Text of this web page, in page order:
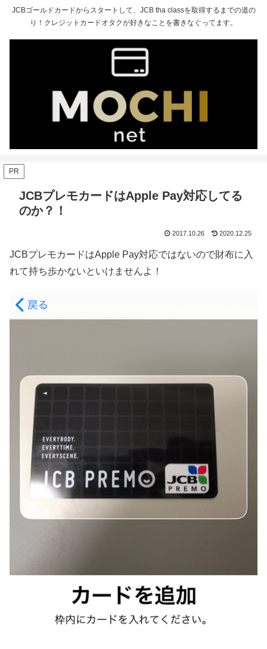
JCBゴールドカードからスタートして、JCB tha classを取得するまでの道の
り！クレジットカードオタクが好きなことを書きなぐってます。
PR
JCBプレモカードはApple Pay対応してる
のか？！
2017.10.26 2020.12.25
JCBプレモカードはApple Pay対応ではないので財布に入
れて持ち歩かないといけませんよ！